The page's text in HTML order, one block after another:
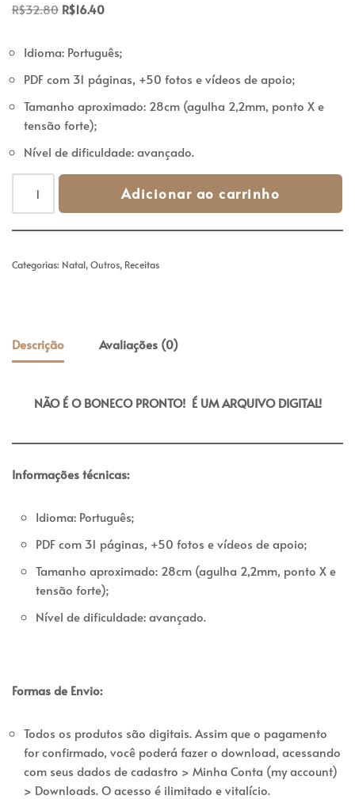
R$32.80 R$16.40
Idioma: Português;
PDF com 31 páginas, +50 fotos e vídeos de apoio;
Tamanho aproximado: 28cm (agulha 2,2mm, ponto X e
tensão forte);
Nível de dificuldade: avançado.
Adicionar ao carrinho
Categorias: Natal,Outros, Receitas
Descrição Avaliações (0)
NÃO É O BONECO PRONTO! É UM ARQUIVO DIGITAL!
Informações técnicas:
Idioma: Português;
PDF com 31 páginas, +50 fotos e vídeos de apoio;
Tamanho aproximado: 28cm (agulha 2,2mm, ponto X e
tensão forte);
Nível de dificuldade: avançado.
Formas de Envio:
Todos os produtos são digitais. Assim que o pagamento
for confirmado, você poderá fazer o download, acessando
com seus dados de cadastro > Minha Conta (my account)
> Downloads. O acesso é ilimitado e vitalício.